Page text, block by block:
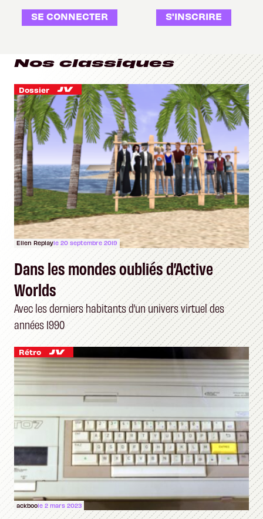
SE CONNECTER S'INSCRIRE
Nos classiques
Dossier
Ellen Replayle 20 septembre 2019
Dans les mondes oubliés d’Active
Worlds
Avec les derniers habitants d’un univers virtuel des
années 1990
Rétro
ackboole 2 mars 2023